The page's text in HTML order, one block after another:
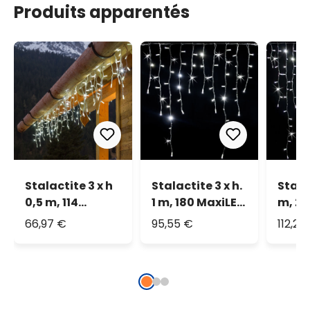
Produits apparentés
Stalactite 3 x h
0,5 m, 114
maxiled blanc
66,97 €
Stalactite 3 x h.
1 m, 180 MaxiLED
blanc, IP67
95,55 €
m,